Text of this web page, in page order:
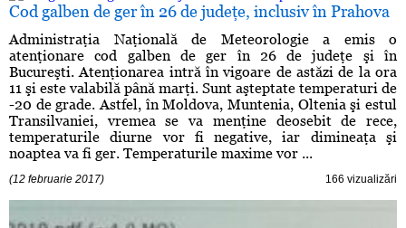
Cod galben de ger în 26 de judeţe, inclusiv în Prahova
Administraţia Naţională de Meteorologie a emis o
atenţionare cod galben de ger în 26 de judeţe şi în
Bucureşti. Atenţionarea intră în vigoare de astăzi de la ora
11 şi este valabilă până marţi. Sunt aşteptate temperaturi de
-20 de grade. Astfel, în Moldova, Muntenia, Oltenia şi estul
Transilvaniei, vremea se va menţine deosebit de rece,
temperaturile diurne vor fi negative, iar dimineaţa şi
noaptea va fi ger. Temperaturile maxime vor ...
(12 februarie 2017) 166 vizualizări